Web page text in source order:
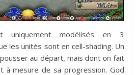
uniquement modélisés en 3
les unités sont en cell-shading. Un
au départ, mais dont on fait
à mesure de sa progression. God